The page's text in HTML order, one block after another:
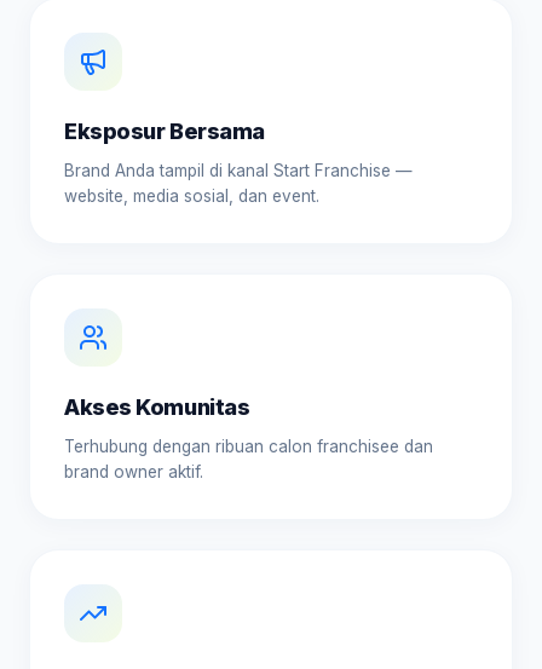
Eksposur Bersama
Brand Anda tampil di kanal Start Franchise —
website, media sosial, dan event.
Akses Komunitas
Terhubung dengan ribuan calon franchisee dan
brand owner aktif.